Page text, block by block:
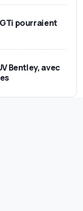
pourraient
Bentley, avec